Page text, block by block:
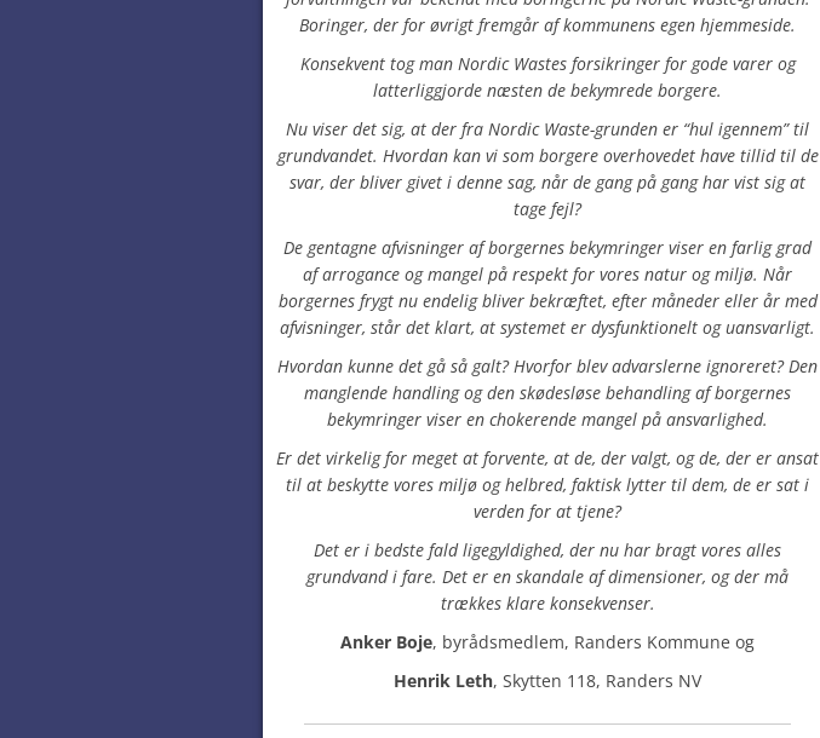
Boringer, der for øvrigt fremgår af kommunens egen hjemmeside.
Konsekvent tog man Nordic Wastes forsikringer for gode varer og
latterliggjorde næsten de bekymrede borgere.
Nu viser det sig, at der fra Nordic Waste-grunden er “hul igennem” til
grundvandet. Hvordan kan vi som borgere overhovedet have tillid til de
svar, der bliver givet i denne sag, når de gang på gang har vist sig at
tage fejl?
De gentagne afvisninger af borgernes bekymringer viser en farlig grad
af arrogance og mangel på respekt for vores natur og miljø. Når
borgernes frygt nu endelig bliver bekræftet, efter måneder eller år med
afvisninger, står det klart, at systemet er dysfunktionelt og uansvarligt.
Hvordan kunne det gå så galt? Hvorfor blev advarslerne ignoreret? Den
manglende handling og den skødesløse behandling af borgernes
bekymringer viser en chokerende mangel på ansvarlighed.
Er det virkelig for meget at forvente, at de, der valgt, og de, der er ansat
til at beskytte vores miljø og helbred, faktisk lytter til dem, de er sat i
verden for at tjene?
Det er i bedste fald ligegyldighed, der nu har bragt vores alles
grundvand i fare. Det er en skandale af dimensioner, og der må
trækkes klare konsekvenser.
Anker Boje, byrådsmedlem, Randers Kommune og
Henrik Leth, Skytten 118, Randers NV